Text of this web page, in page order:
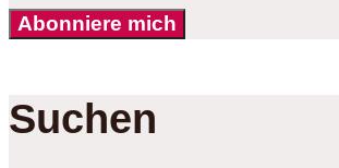
Abonniere mich
Suchen